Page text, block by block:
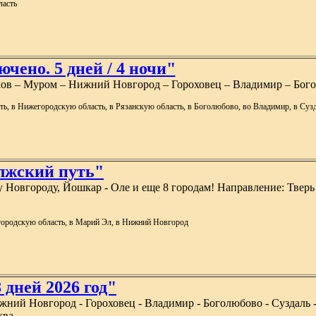
5 дней / 4 ночи"
– Муром – Нижний Новгород – Гороховец – Владимир –
в Нижегородскую область, в Рязанскую область, в Боголюбово, во Владимир, в
путь"
Йошкар - Оле и еще 8 городам! Направление:
область, в Марий Эл, в Нижний Новгород
2026 год"
Новгород - Гороховец - Владимир - Боголюбово - Суздаль